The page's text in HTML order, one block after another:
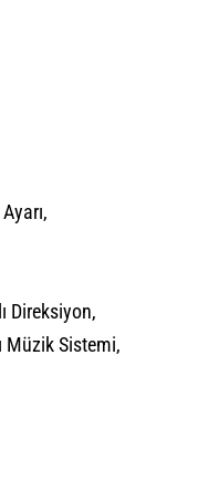
Direksiyon,
Müzik Sistemi,